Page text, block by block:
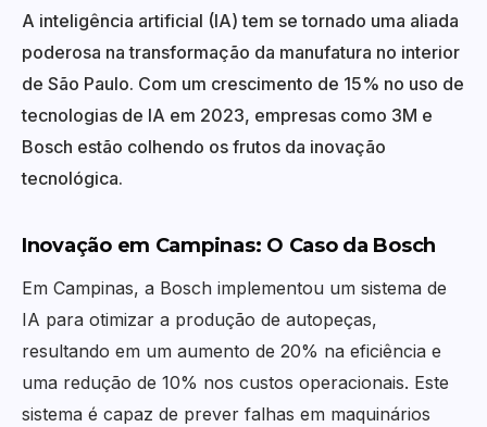
A inteligência artificial (IA) tem se tornado uma aliada
poderosa na transformação da manufatura no interior
de São Paulo. Com um crescimento de 15% no uso de
tecnologias de IA em 2023, empresas como 3M e
Bosch estão colhendo os frutos da inovação
tecnológica.
Inovação em Campinas: O Caso da Bosch
Em Campinas, a Bosch implementou um sistema de
IA para otimizar a produção de autopeças,
resultando em um aumento de 20% na eficiência e
uma redução de 10% nos custos operacionais. Este
sistema é capaz de prever falhas em maquinários